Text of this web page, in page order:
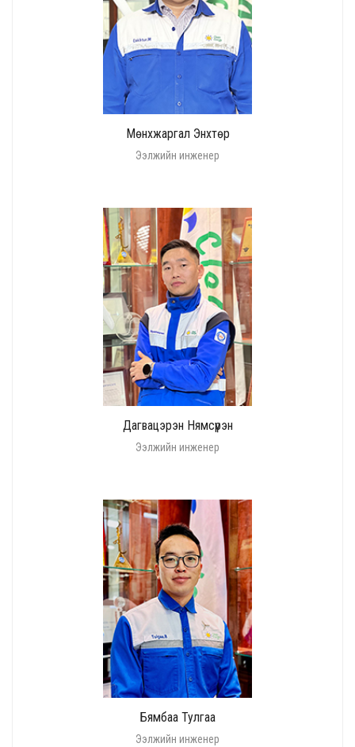
Мөнхжаргал Энхтөр
Ээлжийн инженер
Дагвацэрэн Нямсүрэн
Ээлжийн инженер
Бямбаа Тулгаа
Ээлжийн инженер